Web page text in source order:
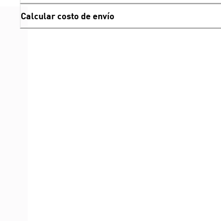
Calcular costo de envío